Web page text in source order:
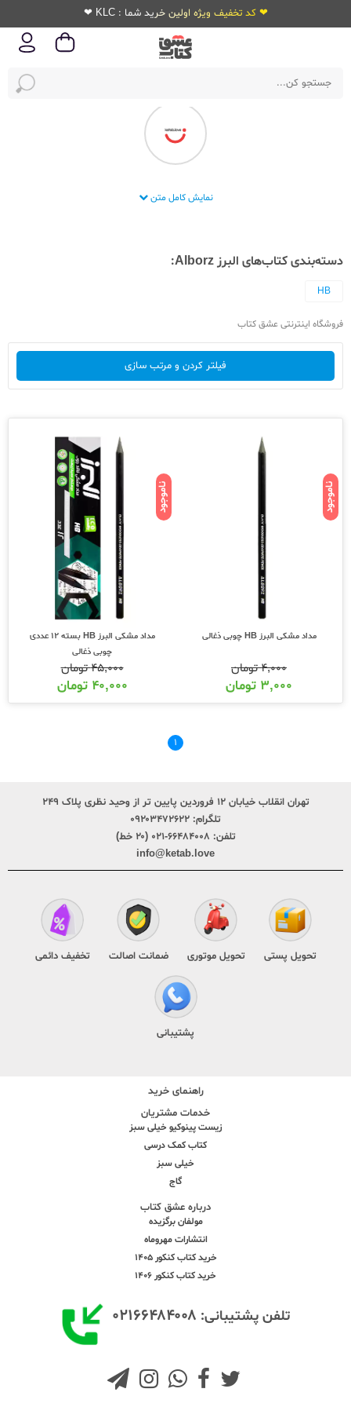
❤ کد تخفیف ویژه اولین خرید شما : KLC ❤
شرکت مداد البرز
نمایش کامل متن
دسته‌بندی کتاب‌های البرز Alborz:
HB
فروشگاه اینترنتی عشق کتاب
فیلتر کردن و مرتب سازی
ناموجود
مداد مشکی البرز HB چوبی ذغالی
۴,۰۰۰تومان
۳,۰۰۰ تومان
ناموجود
مداد مشکی البرز HB بسته 12 عددی
چوبی ذغالی
۴۵,۰۰۰تومان
۴۰,۰۰۰ تومان
۱
تهران انقلاب خیابان ۱۲ فروردین پایین تر از وحید نظری پلاک ۲۴۹
تلگرام: ۰۹۲۰۳۴۷۲۶۲۲
تلفن: ۶۶۴۸۴۰۰۸-۰۲۱ (۲۰ خط)
info@ketab.love
تحویل پستی تحویل موتوری ضمانت اصالت تخفیف دائمی
پشتیبانی
راهنمای خرید
خدمات مشتریان
زیست پینوکیو خیلی سبز
کتاب کمک درسی
خیلی سبز
گاج
درباره عشق کتاب
مولفان برگزیده
انتشارات مهروماه
خرید کتاب کنکور 1405
خرید کتاب کنکور 1406
تلفن پشتیبانی: ۰۲۱۶۶۴۸۴۰۰۸